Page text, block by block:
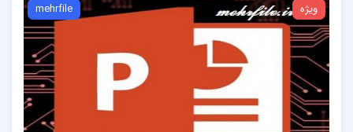
ویژه mehrfile